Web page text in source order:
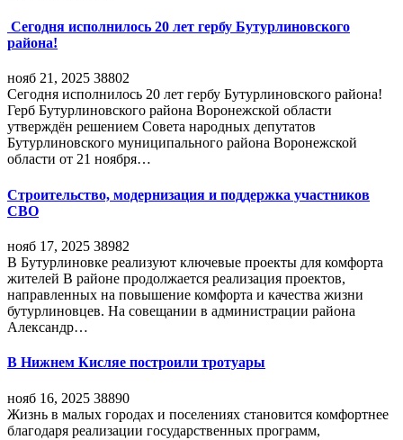
Сегодня исполнилось 20 лет гербу Бутурлиновского
района!
нояб 21, 2025 38802
Сегодня исполнилось 20 лет гербу Бутурлиновского района!
Герб Бутурлиновского района Воронежской области
утверждён решением Совета народных депутатов
Бутурлиновского муниципального района Воронежской
области от 21 ноября…
Строительство, модернизация и поддержка участников
СВО
нояб 17, 2025 38982
В Бутурлиновке реализуют ключевые проекты для комфорта
жителей В районе продолжается реализация проектов,
направленных на повышение комфорта и качества жизни
бутурлиновцев. На совещании в администрации района
Александр…
В Нижнем Кисляе построили тротуары
нояб 16, 2025 38890
Жизнь в малых городах и поселениях становится комфортнее
благодаря реализации государственных программ,